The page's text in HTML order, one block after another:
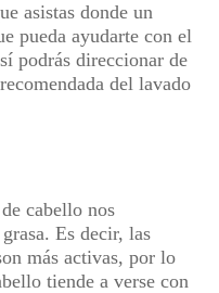
asistas donde un
pueda ayudarte con el
podrás direccionar de
del lavado
cabello nos
Es decir, las
más activas, por lo
tiende a verse con